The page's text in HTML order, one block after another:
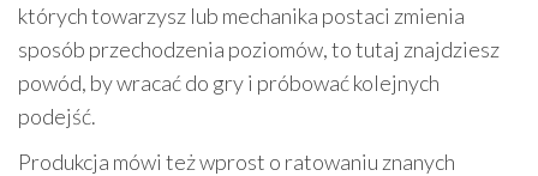
których towarzysz lub mechanika postaci zmienia
sposób przechodzenia poziomów, to tutaj znajdziesz
powód, by wracać do gry i próbować kolejnych
podejść.
Produkcja mówi też wprost o ratowaniu znanych